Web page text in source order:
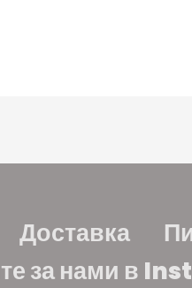
Доставка
за нами в